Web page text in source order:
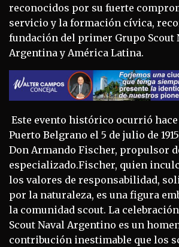
reconocidos por su fuerte
servicio y la formación cívica,
fundación del primer Grupo Scout
Argentina y América Latina.
Este evento histórico ocurrió hace
Puerto Belgrano el 5 de julio de
Don Armando Fischer, propulsor
especializado.Fischer, quien
los valores de responsabilidad,
por la naturaleza, es una figura
la comunidad scout. La
Scout Naval Argentino es un
contribución inestimable que los